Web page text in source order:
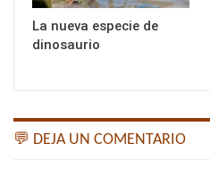
La nueva especie de
dinosaurio
💬 DEJA UN COMENTARIO